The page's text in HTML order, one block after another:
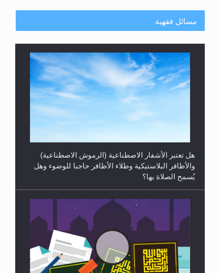
مسائل فقهية
هل تعتبر الأشفار الاصطناعية (الرموش الاصطناعية)
والأظافر البلاستيكية وطلاء الأظافر حاجبا للوضوء وهل
يُسمح الصلاة بها؟
هل يُحسب حول الزكاة وفق السنة الميلادية أو الهجرية؟